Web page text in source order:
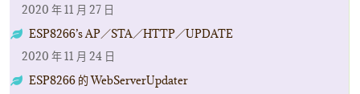
2020 年 11 月 27 日
ESP8266’s AP／STA／HTTP／UPDATE
2020 年 11 月 24 日
ESP8266 的 WebServerUpdater